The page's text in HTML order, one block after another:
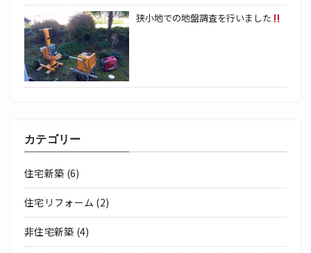
狭小地での地盤調査を行いました
カテゴリー
住宅新築 (6)
住宅リフォーム (2)
非住宅新築 (4)